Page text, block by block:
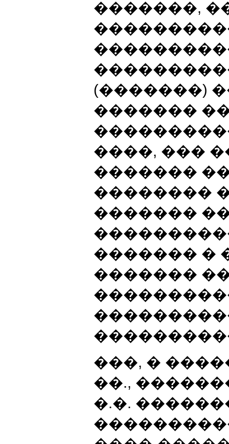
�������,
(�������)
�������
����, ���
�������
��������
�������
������� �
�������
���, �
��.,
�.�.